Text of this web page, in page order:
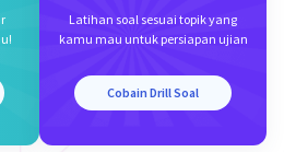
Latihan soal sesuai topik yang
kamu mau untuk persiapan ujian
Cobain Drill Soal